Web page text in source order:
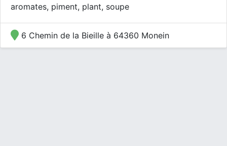
aromates, piment, plant, soupe
6 Chemin de la Bieille à 64360 Monein